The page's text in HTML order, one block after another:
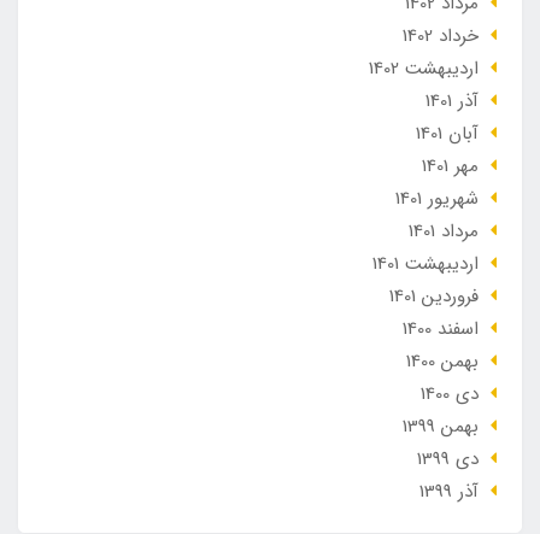
خرداد 1402
ارديبهشت 1402
آذر 1401
آبان 1401
مهر 1401
شهریور 1401
مرداد 1401
ارديبهشت 1401
فروردین 1401
اسفند 1400
بهمن 1400
دی 1400
بهمن 1399
دی 1399
آذر 1399